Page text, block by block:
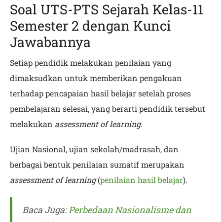
Soal UTS-PTS Sejarah Kelas-11
Semester 2 dengan Kunci
Jawabannya
Setiap pendidik melakukan penilaian yang
dimaksudkan untuk memberikan pengakuan
terhadap pencapaian hasil belajar setelah proses
pembelajaran selesai, yang berarti pendidik tersebut
melakukan assessment of learning.
Ujian Nasional, ujian sekolah/madrasah, dan
berbagai bentuk penilaian sumatif merupakan
assessment of learning(penilaian hasil belajar).
Baca Juga:Perbedaan Nasionalisme dan